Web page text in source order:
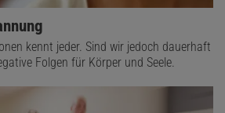
kennt jeder. Sind wir jedoch dauerhaft
Folgen für Körper und Seele.